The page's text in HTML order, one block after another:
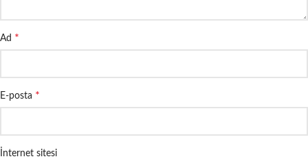
Ad *
E-posta *
İnternet sitesi